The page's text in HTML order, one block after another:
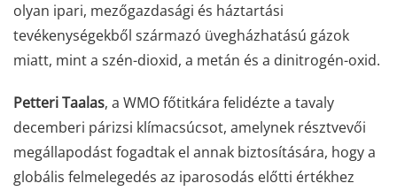
olyan ipari, mezőgazdasági és háztartási
tevékenységekből származó üvegházhatású gázok
miatt, mint a szén-dioxid, a metán és a dinitrogén-oxid.
Petteri Taalas, a WMO főtitkára felidézte a tavaly
decemberi párizsi klímacsúcsot, amelynek résztvevői
megállapodást fogadtak el annak biztosítására, hogy a
globális felmelegedés az iparosodás előtti értékhez